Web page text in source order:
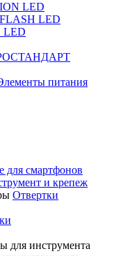
LED
LED
питания
для смартфонов
и крепеж
Отвертки